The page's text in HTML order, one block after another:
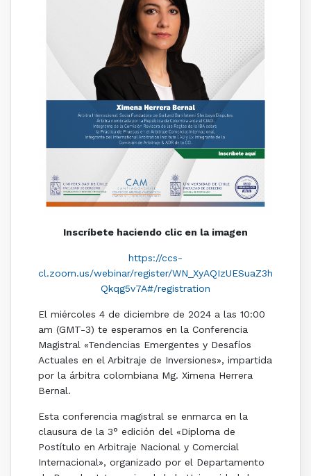
Inscríbete haciendo clic en la imagen
https://ccs-
cl.zoom.us/webinar/register/WN_XyAQIzUESuaZ3h
Qkqg5v7A#/registration
El miércoles 4 de diciembre de 2024 a las 10:00
am (GMT-3) te esperamos en la Conferencia
Magistral «Tendencias Emergentes y Desafíos
Actuales en el Arbitraje de Inversiones», impartida
por la árbitra colombiana Mg. Ximena Herrera
Bernal.
Esta conferencia magistral se enmarca en la
clausura de la 3° edición del «Diploma de
Postítulo en Arbitraje Nacional y Comercial
Internacional», organizado por el Departamento